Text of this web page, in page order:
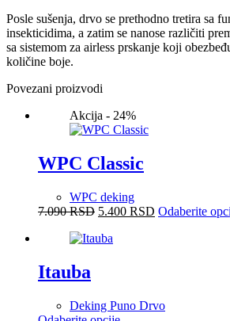
Posle sušenja, drvo se prethodno tretira sa
insekticidima, a zatim se nanose različiti
sa sistemom za airless prskanje koji
količine boje.
Povezani proizvodi
Akcija - 24%
WPC Classic
WPC deking
7.090RSD Оригинална
је
5.400 RSD Тренутна
Odaberite
Itauba
Deking Puno Drvo